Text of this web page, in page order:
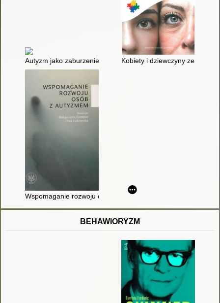
Autyzm jako zaburzenie metaboliczne : wskazówki dotyczące
Kobiety i dziewczyny ze
Wspomaganie rozwoju osób z autyzmem
BEHAWIORYZM